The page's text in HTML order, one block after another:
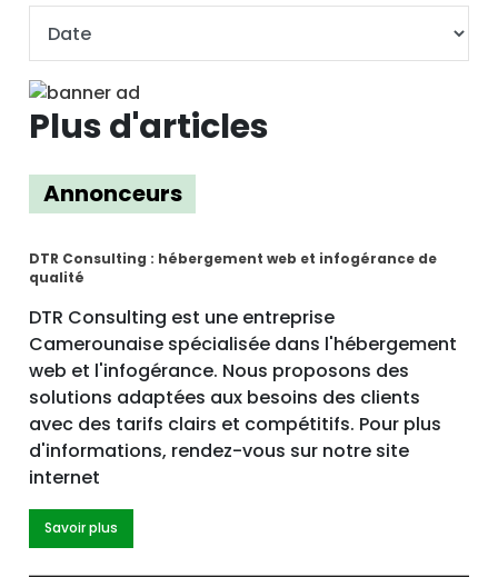
Plus d'articles
Annonceurs
DTR Consulting : hébergement web et infogérance de
qualité
DTR Consulting est une entreprise
Camerounaise spécialisée dans l'hébergement
web et l'infogérance. Nous proposons des
solutions adaptées aux besoins des clients
avec des tarifs clairs et compétitifs. Pour plus
d'informations, rendez-vous sur notre site
internet
Savoir plus